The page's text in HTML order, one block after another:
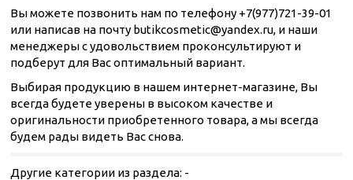
Вы можете позвонить нам по телефону +7(977)721-39-01
или написав на почту butikcosmetic@yandex.ru, и наши
менеджеры с удовольствием проконсультируют и
подберут для Вас оптимальный вариант.
Выбирая продукцию в нашем интернет-магазине, Вы
всегда будете уверены в высоком качестве и
оригинальности приобретенного товара, а мы всегда
будем рады видеть Вас снова.
Другие категории из раздела: -